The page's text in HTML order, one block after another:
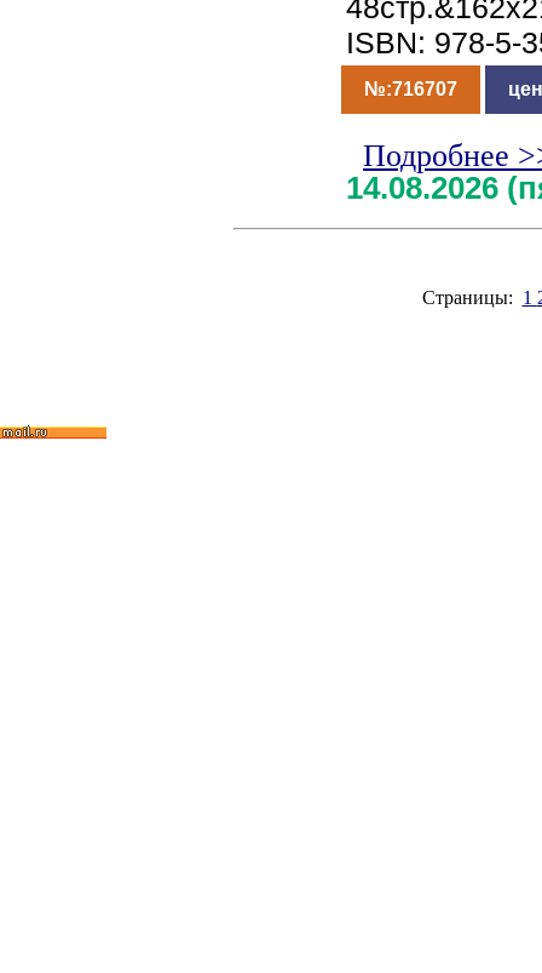
ISBN: 978-5-
№:716707
Подробнее
14.08.2026
Страницы: 1